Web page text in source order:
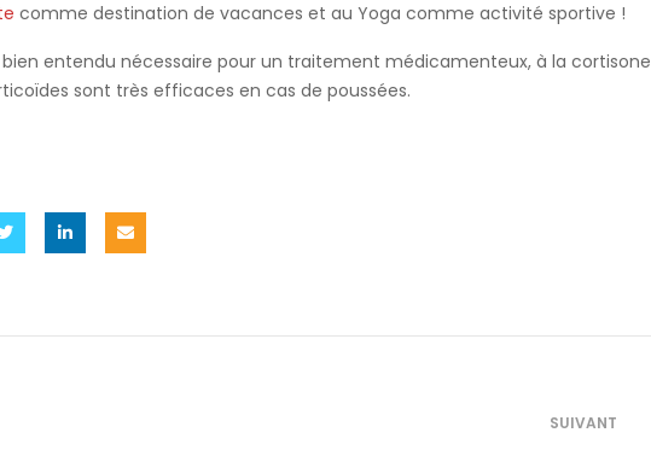
comme destination de vacances et au Yoga comme activité sportive !
entendu nécessaire pour un traitement médicamenteux, à la cortisone
sont très efficaces en cas de poussées.
SUIVANT